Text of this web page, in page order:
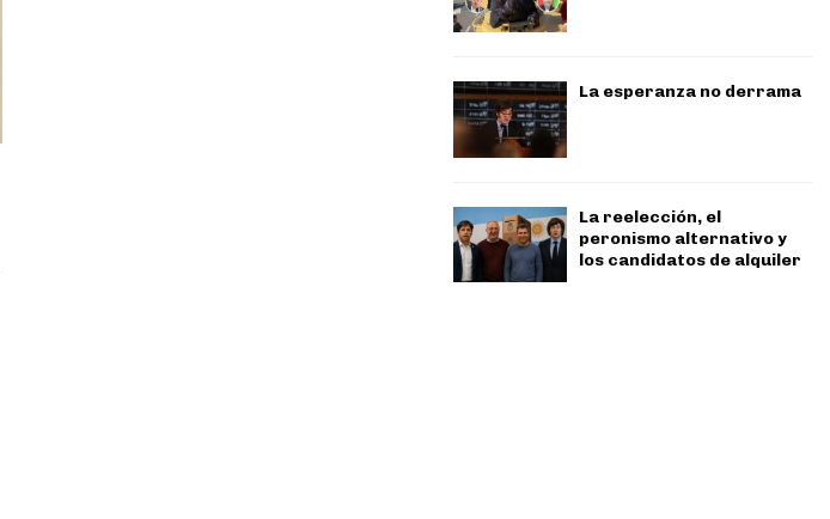
La esperanza no derrama
La reelección, el
peronismo alternativo y
los candidatos de alquiler